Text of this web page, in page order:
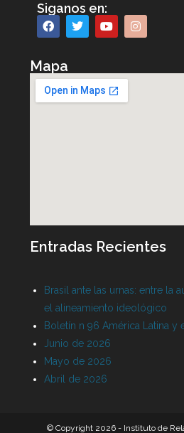
Siganos en:
Mapa
Entradas Recientes
Brasil ante las urnas: entre la
el alineamiento ideológico
Boletín n 96 América Latina y
Junio de 2026
Mayo de 2026
Abril de 2026
© Copyright 2026 - Instituto de